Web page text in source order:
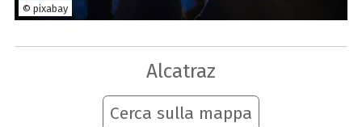
© pixabay
Alcatraz
Cerca sulla mappa